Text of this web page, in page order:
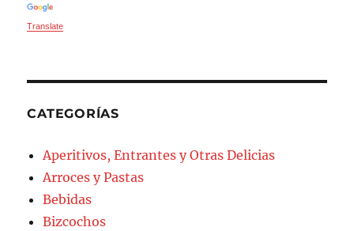
Translate
CATEGORÍAS
Aperitivos, Entrantes y Otras Delicias
Arroces y Pastas
Bebidas
Bizcochos